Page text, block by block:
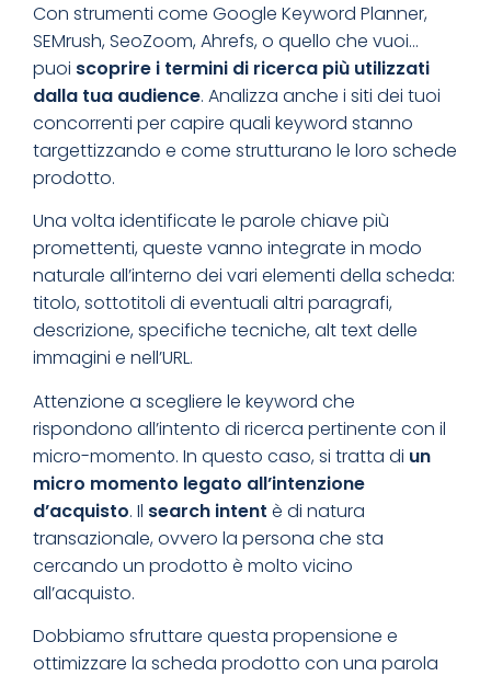
Con strumenti come Google Keyword Planner,
SEMrush, SeoZoom, Ahrefs, o quello che vuoi…
puoi scoprire i termini di ricerca più utilizzati
dalla tua audience. Analizza anche i siti dei tuoi
concorrenti per capire quali keyword stanno
targettizzando e come strutturano le loro schede
prodotto.
Una volta identificate le parole chiave più
promettenti, queste vanno integrate in modo
naturale all’interno dei vari elementi della scheda:
titolo, sottotitoli di eventuali altri paragrafi,
descrizione, specifiche tecniche, alt text delle
immagini e nell’URL.
Attenzione a scegliere le keyword che
rispondono all’intento di ricerca pertinente con il
micro-momento. In questo caso, si tratta di un
micro momento legato all’intenzione
d’acquisto. Il search intent è di natura
transazionale, ovvero la persona che sta
cercando un prodotto è molto vicino
all’acquisto.
Dobbiamo sfruttare questa propensione e
ottimizzare la scheda prodotto con una parola